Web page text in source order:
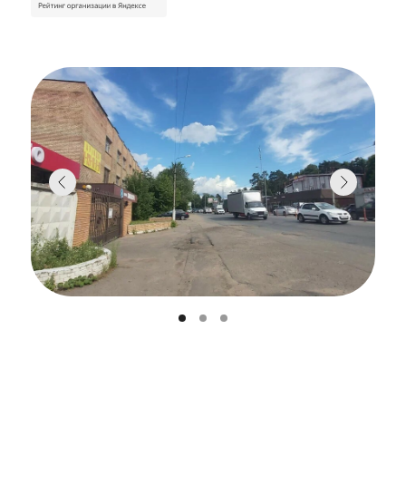
по желанию заказчика или по
на предоставленной или аналогичной
таре и этикетке.
видео-инструкции
полноценный рабочий день с
наладчиком при приемке
оборудования.
консультации наладчика на
протяжении всего периода
эксплуатации.